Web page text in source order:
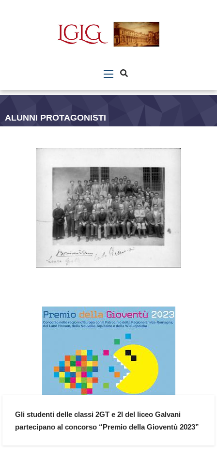
ALUNNI PROTAGONISTI
Gli studenti delle classi 2GT e 2I del liceo Galvani
partecipano al concorso “Premio della Gioventù 2023”